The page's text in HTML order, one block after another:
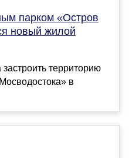
парком «Остров
новый жилой
территорию
в